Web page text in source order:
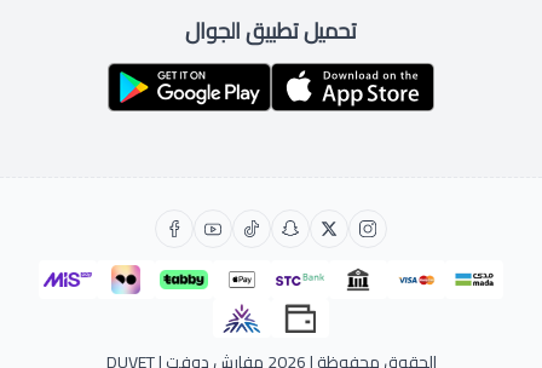
تحميل تطبيق الجوال